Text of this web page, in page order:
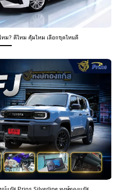
ม? ดีไหม คุ้มไหม เลือกชุดไหนดี